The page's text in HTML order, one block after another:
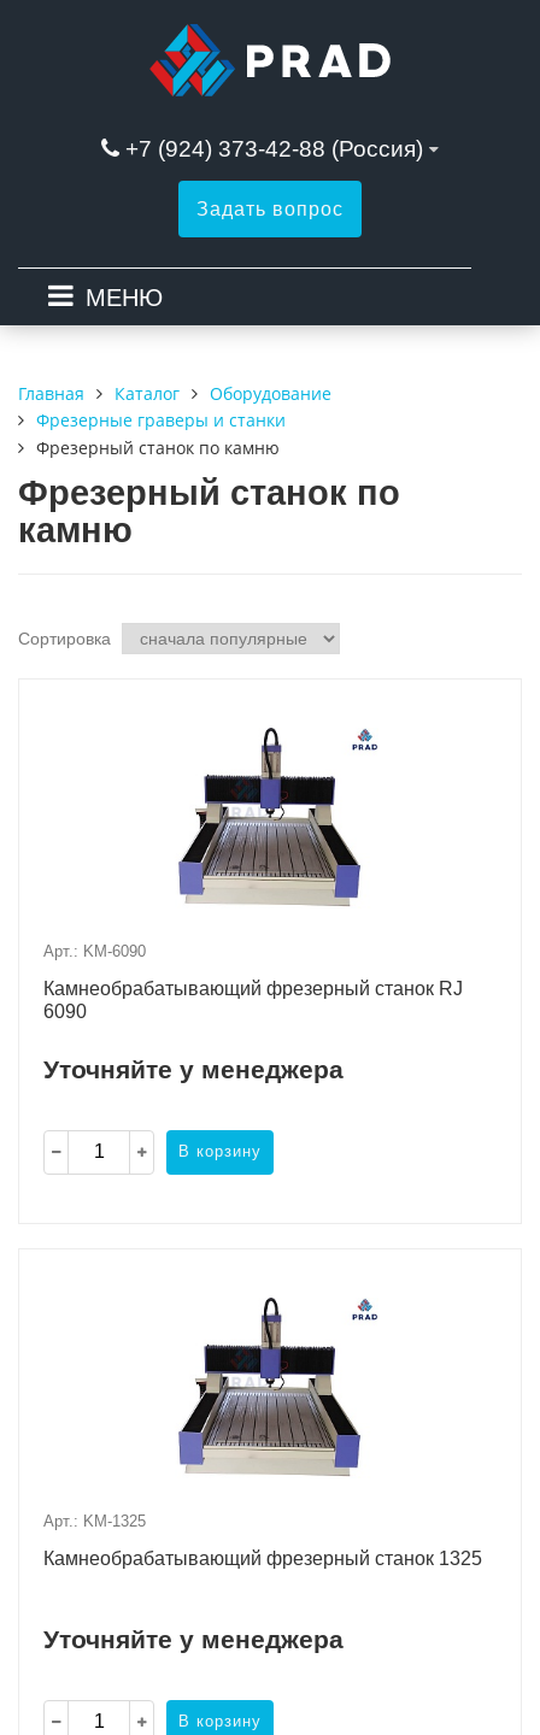
+7 (924) 373-42-88 (Россия)
Задать вопрос
МЕНЮ
Главная Каталог
Оборудование
Фрезерные граверы и станки
Фрезерный станок по камню
Фрезерный станок по
камню
Сортировка
Арт.: KM-6090
Камнеобрабатывающий фрезерный станок RJ
6090
Уточняйте у менеджера
В корзину
Арт.: KM-1325
Камнеобрабатывающий фрезерный станок 1325
Уточняйте у менеджера
В корзину